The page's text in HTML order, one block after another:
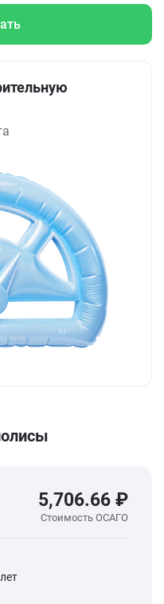
5,706.66 ₽
Стоимость ОСАГО